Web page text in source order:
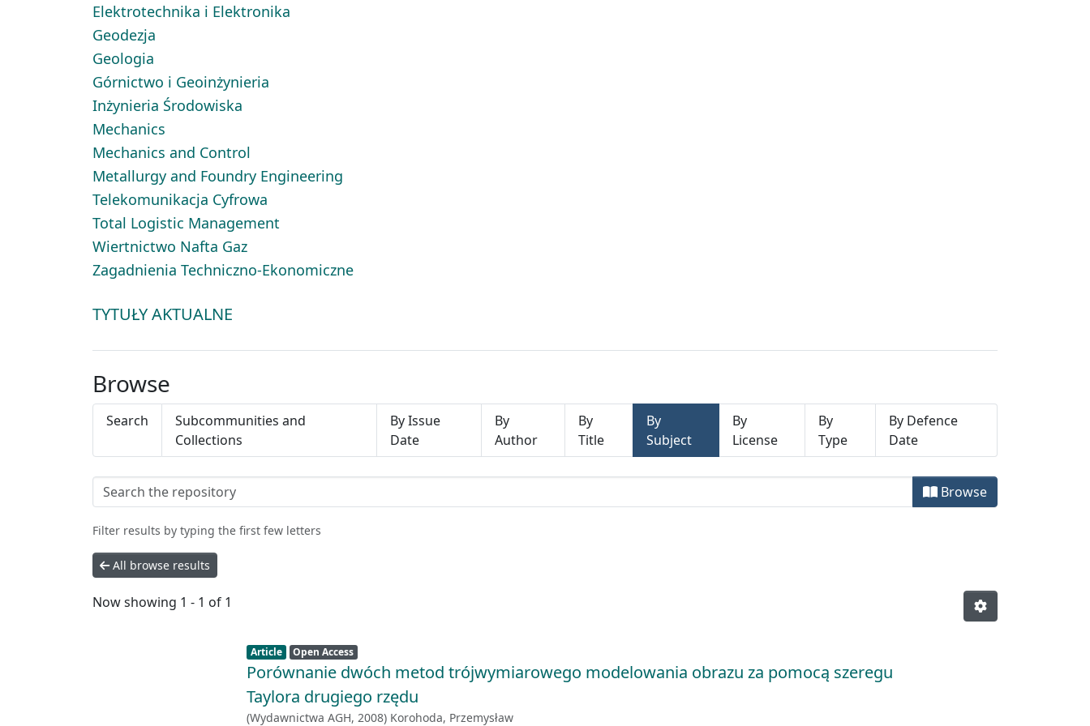
Elektrotechnika i Elektronika
Geodezja
Geologia
Górnictwo i Geoinżynieria
Inżynieria Środowiska
Mechanics
Mechanics and Control
Metallurgy and Foundry Engineering
Telekomunikacja Cyfrowa
Total Logistic Management
Wiertnictwo Nafta Gaz
Zagadnienia Techniczno-Ekonomiczne
TYTUŁY AKTUALNE
Browse
Search
Subcommunities and
Collections
By Issue
Date
By
Author
By
Title
By
Subject
By
License
By
Type
By Defence
Date
Browse
Filter results by typing the first few letters
All browse results
Now showing 1 - 1 of 1
Item type:
Article , Access status:
Open Access,
Porównanie dwóch metod trójwymiarowego modelowania obrazu za pomocą szeregu
Taylora drugiego rzędu
(Wydawnictwa AGH, 2008) Korohoda, Przemysław